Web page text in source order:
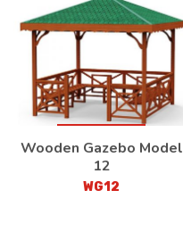
Wooden Gazebo Model
12
WG12